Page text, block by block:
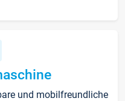
und mobilfreundliche